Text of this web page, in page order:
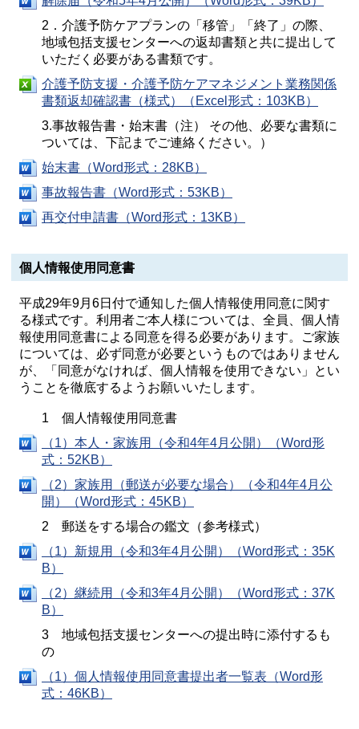
2．介護予防ケアプランの「移管」「終了」の際、
地域包括支援センターへの返却書類と共に提出して
いただく必要がある書類です。
介護予防支援・介護予防ケアマネジメント業務関係
書類返却確認書（様式）（Excel形式：103KB）
3.事故報告書・始末書（注） その他、必要な書類に
ついては、下記までご連絡ください。）
始末書（Word形式：28KB）
事故報告書（Word形式：53KB）
再交付申請書（Word形式：13KB）
個人情報使用同意書
平成29年9月6日付で通知した個人情報使用同意に関す
る様式です。利用者ご本人様については、全員、個人情
報使用同意書による同意を得る必要があります。ご家族
については、必ず同意が必要というものではありません
が、「同意がなければ、個人情報を使用できない」とい
うことを徹底するようお願いいたします。
1 個人情報使用同意書
（1）本人・家族用（令和4年4月公開）（Word形
式：52KB）
（2）家族用（郵送が必要な場合）（令和4年4月公
開）（Word形式：45KB）
2 郵送をする場合の鑑文（参考様式）
（1）新規用（令和3年4月公開）（Word形式：35K
B）
（2）継続用（令和3年4月公開）（Word形式：37K
B）
3 地域包括支援センターへの提出時に添付するも
の
（1）個人情報使用同意書提出者一覧表（Word形
式：46KB）